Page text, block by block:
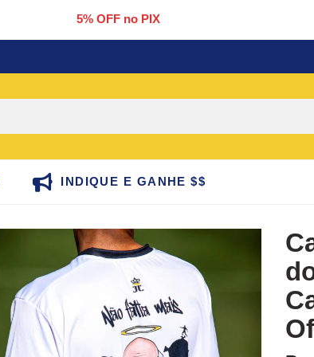
5% OFF no PIX
INDIQUE E GANHE $$